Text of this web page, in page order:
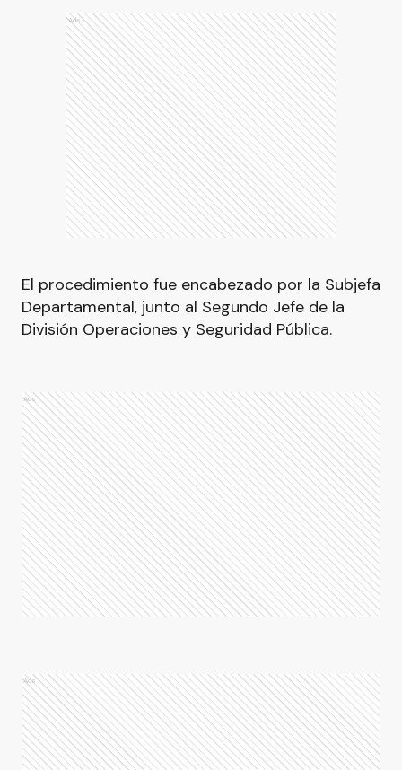
Ads
El procedimiento fue encabezado por la Subjefa
Departamental, junto al Segundo Jefe de la
División Operaciones y Seguridad Pública.
Ads
Ads